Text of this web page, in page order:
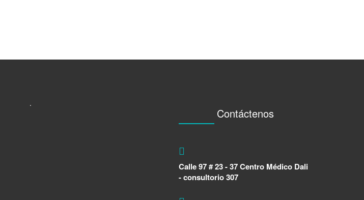
.
Contáctenos
Calle 97 # 23 - 37 Centro Médico Dali
- consultorio 307